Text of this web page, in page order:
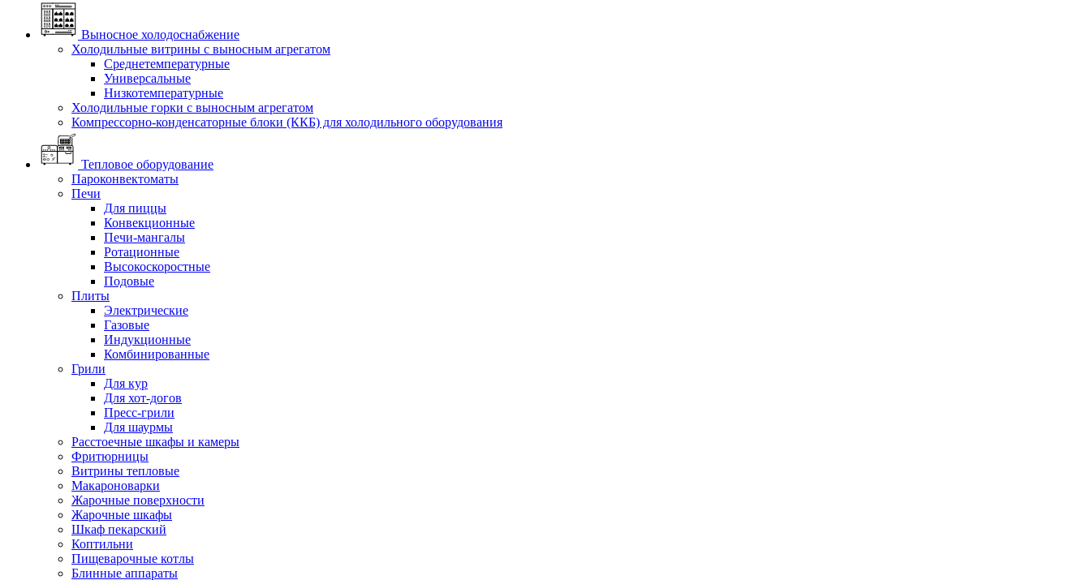
Выносное холодоснабжение
Холодильные витрины с выносным агрегатом
Среднетемпературные
Универсальные
Низкотемпературные
Холодильные горки с выносным агрегатом
Компрессорно-конденсаторные блоки (ККБ) для холодильного оборудования
Тепловое оборудование
Пароконвектоматы
Печи
Для пиццы
Конвекционные
Печи-мангалы
Ротационные
Высокоскоростные
Подовые
Плиты
Электрические
Газовые
Индукционные
Комбинированные
Грили
Для кур
Для хот-догов
Пресс-грили
Для шаурмы
Расстоечные шкафы и камеры
Фритюрницы
Витрины тепловые
Макароноварки
Жарочные поверхности
Жарочные шкафы
Шкаф пекарский
Коптильни
Пищеварочные котлы
Блинные аппараты